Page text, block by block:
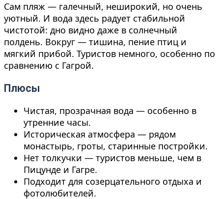
Сам пляж — галечный, неширокий, но очень
уютный. И вода здесь радует стабильной
чистотой: дно видно даже в солнечный
полдень. Вокруг — тишина, пение птиц и
мягкий прибой. Туристов немного, особенно по
сравнению с Гагрой.
Плюсы
Чистая, прозрачная вода — особенно в
утренние часы.
Историческая атмосфера — рядом
монастырь, гроты, старинные постройки.
Нет толкучки — туристов меньше, чем в
Пицунде и Гагре.
Подходит для созерцательного отдыха и
фотолюбителей.